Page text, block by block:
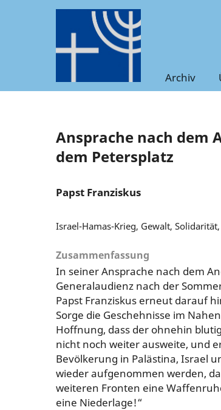
Archiv
Ansprache nach dem
dem Petersplatz
Papst Franziskus
Israel-Hamas-Krieg, Gewalt,
Zusammenfassung
In seiner Ansprache nach dem
Generalaudienz nach der
Papst Franziskus erneut darauf
Sorge die Geschehnisse im
Hoffnung, dass der ohnehin
nicht noch weiter ausweite, und
Bevölkerung in Palästina, Israel
wieder aufgenommen werden,
weiteren Fronten eine
eine Niederlage!“